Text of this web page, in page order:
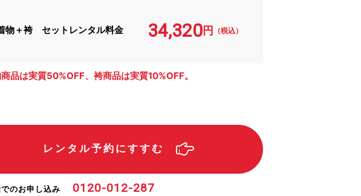
物＋袴 セットレンタル料金 34,320円 （税込）
品は実質50%OFF、袴商品は実質10%OFF。
レンタル予約にすすむ
のお申し込み 0120-012-287